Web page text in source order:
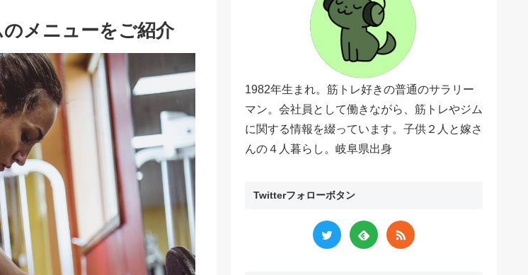
のメニューをご紹介
1982年生まれ。筋トレ好きの普通のサラリー
マン。会社員として働きながら、筋トレやジム
に関する情報を綴っています。子供２人と嫁さ
んの４人暮らし。岐阜県出身
Twitterフォローボタン